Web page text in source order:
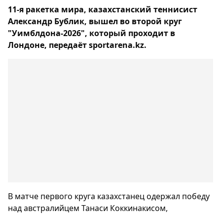
11-я ракетка мира, казахстанский теннисист
Александр Бублик, вышел во второй круг
"Уимблдона-2026", который проходит в
Лондоне, передаёт sportarena.kz.
В матче первого круга казахстанец одержал победу
над австралийцем Танаси Коккинакисом,